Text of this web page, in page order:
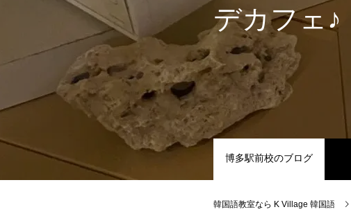
デカフェ♪
博多駅前校のブログ
韓国語教室なら K Village 韓国語